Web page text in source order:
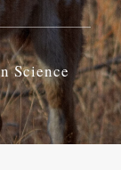
Science